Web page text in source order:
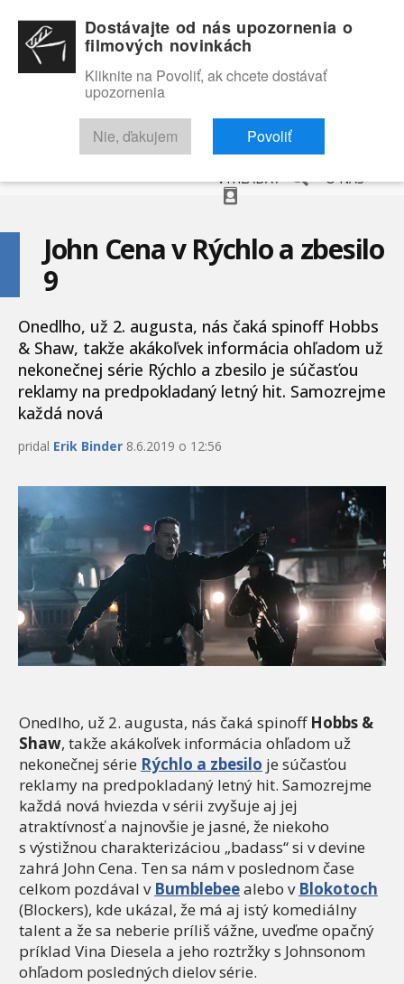
RECENZIE TRAILERY FILMOVÁ DATABÁZA
VYHĽADAŤ O NÁS
John Cena v Rýchlo a zbesilo
9
Onedlho, už 2. augusta, nás čaká spinoff Hobbs
& Shaw, takže akákoľvek informácia ohľadom už
nekonečnej série Rýchlo a zbesilo je súčasťou
reklamy na predpokladaný letný hit. Samozrejme
každá nová
pridal Erik Binder 8.6.2019 o 12:56
Onedlho, už 2. augusta, nás čaká spinoff Hobbs &
Shaw, takže akákoľvek informácia ohľadom už
nekonečnej série Rýchlo a zbesilo je súčasťou
reklamy na predpokladaný letný hit. Samozrejme
každá nová hviezda v sérii zvyšuje aj jej
atraktívnosť a najnovšie je jasné, že niekoho
s výstižnou charakterizáciou „badass“ si v devine
zahrá John Cena. Ten sa nám v poslednom čase
celkom pozdával v Bumblebeealebo v Blokotoch
(Blockers), kde ukázal, že má aj istý komediálny
talent a že sa neberie príliš vážne, uveďme opačný
príklad Vina Diesela a jeho roztržky s Johnsonom
ohľadom posledných dielov série.
Dostávajte od nás upozornenia o
filmových novinkách
Kliknite na Povoliť, ak chcete dostávať
upozornenia
Nie, ďakujem Povoliť